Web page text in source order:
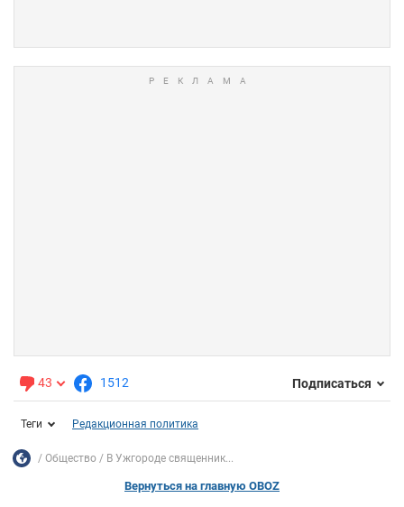
43 1512 Подписаться
Теги Редакционная политика
Общество В Ужгороде священник...
Вернуться на главную OBOZ